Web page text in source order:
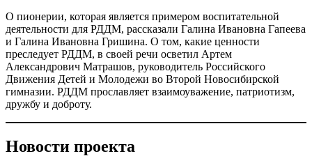
О пионерии, которая является примером воспитательной
деятельности для РДДМ, рассказали Галина Ивановна Гапеева
и Галина Ивановна Гришина. О том, какие ценности
преследует РДДМ, в своей речи осветил Артем
Александрович Матрашов, руководитель Российского
Движения Детей и Молодежи во Второй Новосибирской
гимназии. РДДМ прославляет взаимоуважение, патриотизм,
дружбу и доброту.
Новости проекта